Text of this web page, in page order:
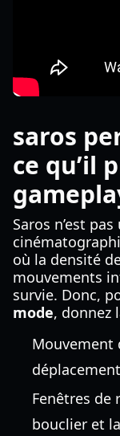
saros
ce qu’il
Saros n’est
où la densité
mouvements
survie. Donc,
mode, donnez
Mouvement
Fenêtres de
bouclier et